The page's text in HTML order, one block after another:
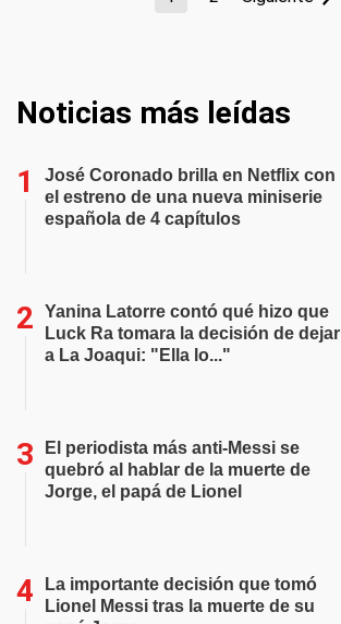
Noticias más leídas
José Coronado brilla en Netflix con
el estreno de una nueva miniserie
española de 4 capítulos
Yanina Latorre contó qué hizo que
Luck Ra tomara la decisión de dejar
a La Joaqui: "Ella lo..."
El periodista más anti-Messi se
quebró al hablar de la muerte de
Jorge, el papá de Lionel
La importante decisión que tomó
Lionel Messi tras la muerte de su